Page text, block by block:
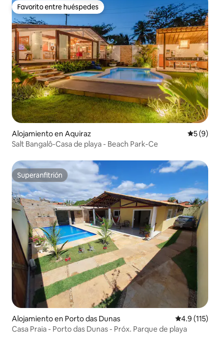
Favorito entre huéspedes
Favorito entre huéspedes
Alojamiento en Aquiraz
5 (9)
Salt Bangalô-Casa de playa - Beach Park-Ce
Superanfitrión
Superanfitrión
Alojamiento en Porto das Dunas Calificación
4.9 (115)
Casa Praia - Porto das Dunas - Próx. Parque de playa